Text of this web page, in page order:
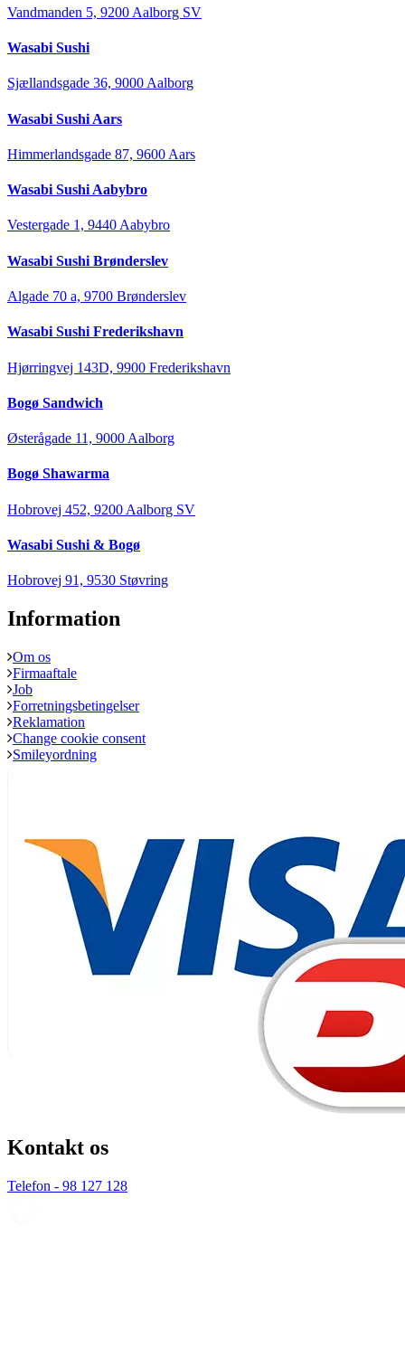
Vandmanden 5, 9200 Aalborg SV
Wasabi Sushi
Sjællandsgade 36, 9000 Aalborg
Wasabi Sushi Aars
Himmerlandsgade 87, 9600 Aars
Wasabi Sushi Aabybro
Vestergade 1, 9440 Aabybro
Wasabi Sushi Brønderslev
Algade 70 a, 9700 Brønderslev
Wasabi Sushi Frederikshavn
Hjørringvej 143D, 9900 Frederikshavn
Bogø Sandwich
Østerågade 11, 9000 Aalborg
Bogø Shawarma
Hobrovej 452, 9200 Aalborg SV
Wasabi Sushi & Bogø
Hobrovej 91, 9530 Støvring
Information
Om os
Firmaaftale
Job
Forretningsbetingelser
Reklamation
Change cookie consent
Smileyordning
Kontakt os
Telefon - 98 127 128